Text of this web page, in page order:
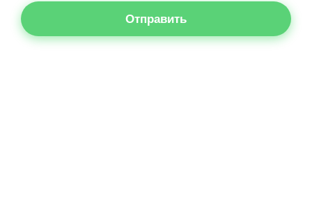
Отправить